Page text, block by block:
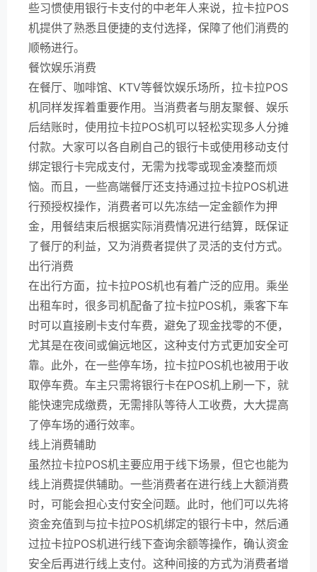
些习惯使用银行卡支付的中老年人来说，拉卡拉POS
机提供了熟悉且便捷的支付选择，保障了他们消费的
顺畅进行。
餐饮娱乐消费
在餐厅、咖啡馆、KTV等餐饮娱乐场所，拉卡拉POS
机同样发挥着重要作用。当消费者与朋友聚餐、娱乐
后结账时，使用拉卡拉POS机可以轻松实现多人分摊
付款。大家可以各自刷自己的银行卡或使用移动支付
绑定银行卡完成支付，无需为找零或现金凑整而烦
恼。而且，一些高端餐厅还支持通过拉卡拉POS机进
行预授权操作，消费者可以先冻结一定金额作为押
金，用餐结束后根据实际消费情况进行结算，既保证
了餐厅的利益，又为消费者提供了灵活的支付方式。
出行消费
在出行方面，拉卡拉POS机也有着广泛的应用。乘坐
出租车时，很多司机配备了拉卡拉POS机，乘客下车
时可以直接刷卡支付车费，避免了现金找零的不便，
尤其是在夜间或偏远地区，这种支付方式更加安全可
靠。此外，在一些停车场，拉卡拉POS机也被用于收
取停车费。车主只需将银行卡在POS机上刷一下，就
能快速完成缴费，无需排队等待人工收费，大大提高
了停车场的通行效率。
线上消费辅助
虽然拉卡拉POS机主要应用于线下场景，但它也能为
线上消费提供辅助。一些消费者在进行线上大额消费
时，可能会担心支付安全问题。此时，他们可以先将
资金充值到与拉卡拉POS机绑定的银行卡中，然后通
过拉卡拉POS机进行线下查询余额等操作，确认资金
安全后再进行线上支付。这种间接的方式为消费者增